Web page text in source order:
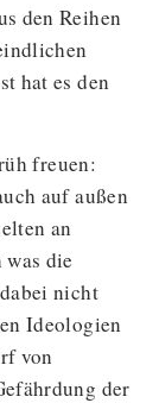
den Reihen
hat es den
freuen:
auf außen
an
die
nicht
Ideologien
von
der